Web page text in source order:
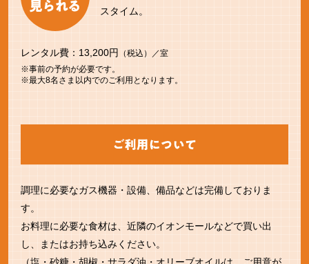
スタイム。
レンタル費：13,200円
（税込）／室
※事前の予約が必要です。
※最大8名さま以内でのご利用となります。
調理に必要なガス機器・設備、備品などは完備しておりま
す。
お料理に必要な食材は、近隣のイオンモールなどで買い出
し、またはお持ち込みください。